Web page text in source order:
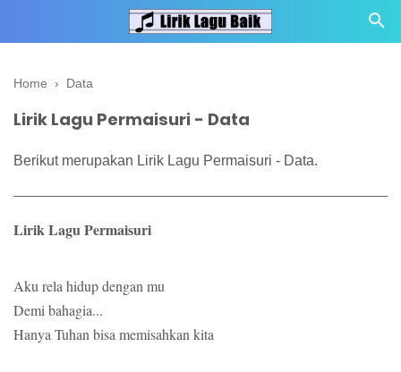
Home › Data
Lirik Lagu Permaisuri - Data
Berikut merupakan Lirik Lagu Permaisuri - Data.
Lirik Lagu Permaisuri
Aku rela hidup dengan mu
Demi bahagia...
Hanya Tuhan bisa memisahkan kita